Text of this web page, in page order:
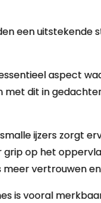
een uitstekende
aspect
dit in
ijzers zorgt
op het
vertrouwen
is vooral